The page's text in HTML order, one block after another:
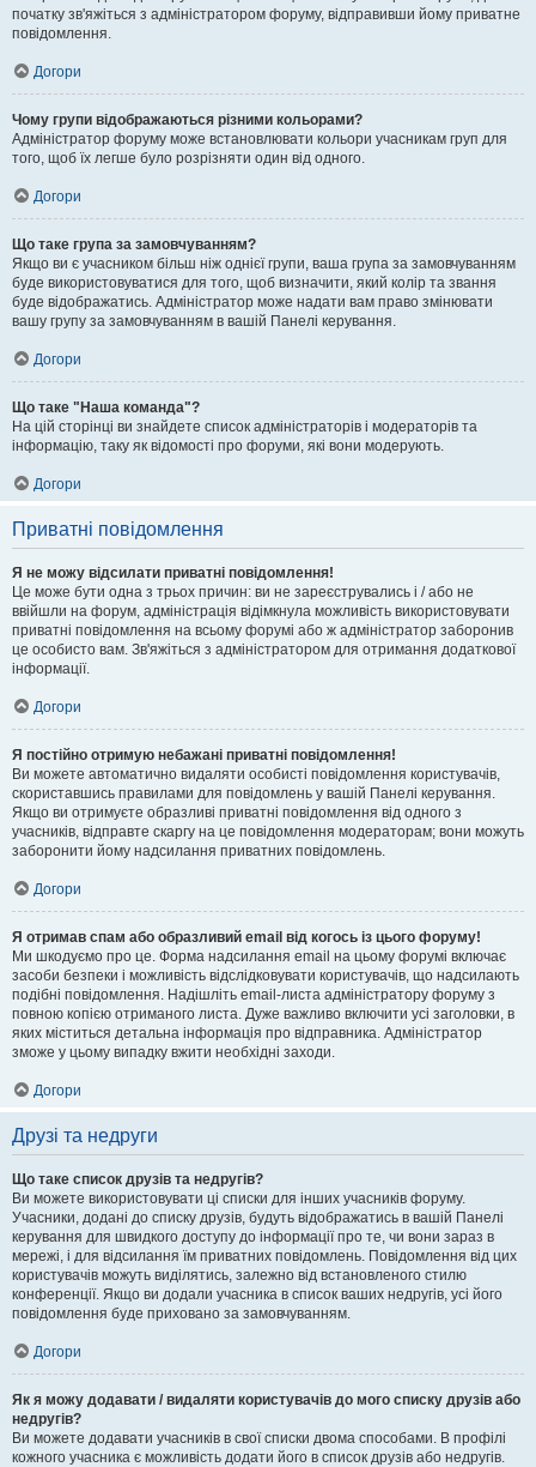
початку зв'яжіться з адміністратором форуму, відправивши йому приватне
повідомлення.
Догори
Чому групи відображаються різними кольорами?
Адміністратор форуму може встановлювати кольори учасникам груп для
того, щоб їх легше було розрізняти один від одного.
Догори
Що таке група за замовчуванням?
Якщо ви є учасником більш ніж однієї групи, ваша група за замовчуванням
буде використовуватися для того, щоб визначити, який колір та звання
буде відображатись. Адміністратор може надати вам право змінювати
вашу групу за замовчуванням в вашій Панелі керування.
Догори
Що таке "Наша команда"?
На цій сторінці ви знайдете список адміністраторів і модераторів та
інформацію, таку як відомості про форуми, які вони модерують.
Догори
Приватні повідомлення
Я не можу відсилати приватні повідомлення!
Це може бути одна з трьох причин: ви не зареєструвались і / або не
ввійшли на форум, адміністрація відімкнула можливість використовувати
приватні повідомлення на всьому форумі або ж адміністратор заборонив
це особисто вам. Зв'яжіться з адміністратором для отримання додаткової
інформації.
Догори
Я постійно отримую небажані приватні повідомлення!
Ви можете автоматично видаляти особисті повідомлення користувачів,
скориставшись правилами для повідомлень у вашій Панелі керування.
Якщо ви отримуєте образливі приватні повідомлення від одного з
учасників, відправте скаргу на це повідомлення модераторам; вони можуть
заборонити йому надсилання приватних повідомлень.
Догори
Я отримав спам або образливий email від когось із цього форуму!
Ми шкодуємо про це. Форма надсилання email на цьому форумі включає
засоби безпеки і можливість відслідковувати користувачів, що надсилають
подібні повідомлення. Надішліть email-листа адміністратору форуму з
повною копією отриманого листа. Дуже важливо включити усі заголовки, в
яких міститься детальна інформація про відправника. Адміністратор
зможе у цьому випадку вжити необхідні заходи.
Догори
Друзі та недруги
Що таке список друзів та недругів?
Ви можете використовувати ці списки для інших учасників форуму.
Учасники, додані до списку друзів, будуть відображатись в вашій Панелі
керування для швидкого доступу до інформації про те, чи вони зараз в
мережі, і для відсилання їм приватних повідомлень. Повідомлення від цих
користувачів можуть виділятись, залежно від встановленого стилю
конференції. Якщо ви додали учасника в список ваших недругів, усі його
повідомлення буде приховано за замовчуванням.
Догори
Як я можу додавати / видаляти користувачів до мого списку друзів або
недругів?
Ви можете додавати учасників в свої списки двома способами. В профілі
кожного учасника є можливість додати його в список друзів або недругів.